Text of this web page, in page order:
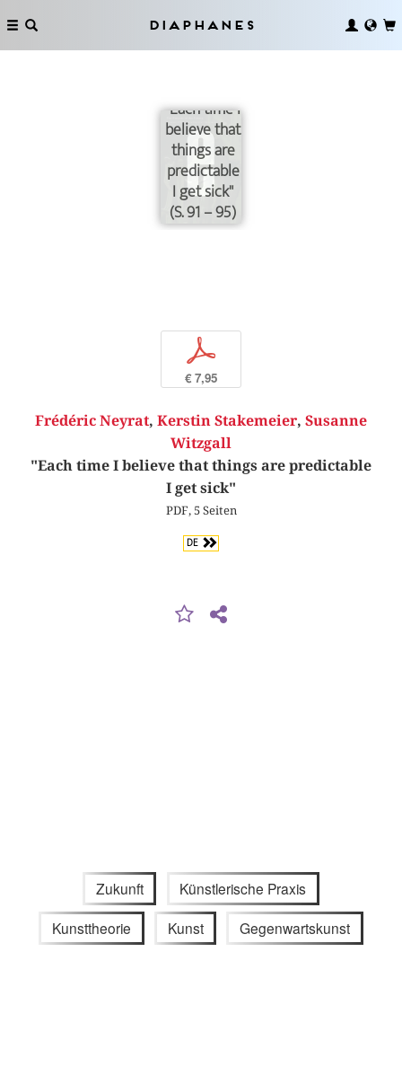
Diaphanes
"Each time I
believe that
things are
predictable
I get sick"
(S. 91 – 95)
p
€ 7,95
Frédéric Neyrat, Kerstin Stakemeier, Susanne
Witzgall
"Each time I believe that things are predictable
I get sick"
PDF, 5 Seiten
DE
Zukunft Künstlerische Praxis
Kunsttheorie Kunst Gegenwartskunst